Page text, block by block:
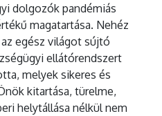
dolgozók pandémiás
magatartása. Nehéz
egész világot sújtó
ellátórendszert
melyek sikeres és
kitartása, türelme,
helytállása nélkül nem